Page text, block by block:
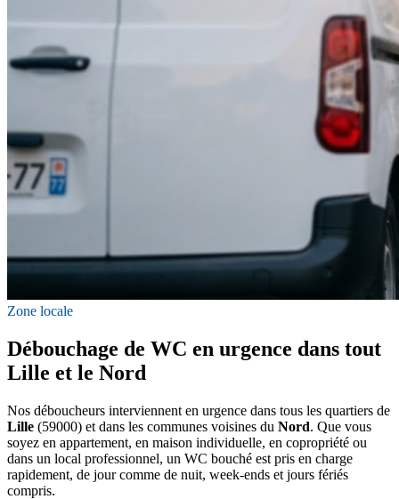
Zone locale
Débouchage de WC en urgence dans tout
Lille et le Nord
Nos déboucheurs interviennent en urgence dans tous les quartiers de
Lille (59000) et dans les communes voisines du Nord. Que vous
soyez en appartement, en maison individuelle, en copropriété ou
dans un local professionnel, un WC bouché est pris en charge
rapidement, de jour comme de nuit, week-ends et jours fériés
compris.